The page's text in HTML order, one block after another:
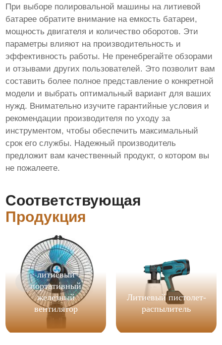
При выборе полировальной машины на литиевой
батарее обратите внимание на емкость батареи,
мощность двигателя и количество оборотов. Эти
параметры влияют на производительность и
эффективность работы. Не пренебрегайте обзорами
и отзывами других пользователей. Это позволит вам
составить более полное представление о конкретной
модели и выбрать оптимальный вариант для ваших
нужд. Внимательно изучите гарантийные условия и
рекомендации производителя по уходу за
инструментом, чтобы обеспечить максимальный
срок его службы. Надежный производитель
предложит вам качественный продукт, о котором вы
не пожалеете.
Соответствующая
Продукция
литиевый
портативный
железный
вентилятор
Литиевый пистолет-
распылитель